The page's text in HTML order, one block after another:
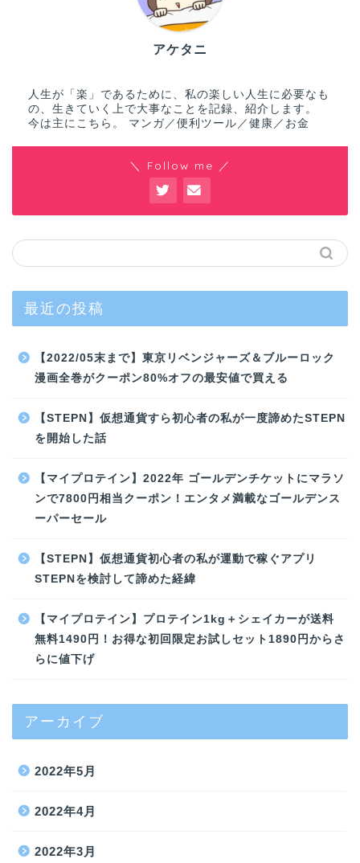
アケタニ
人生が「楽」であるために、私の楽しい人生に必要なも
の、生きていく上で大事なことを記録、紹介します。
今は主にこちら。 マンガ／便利ツール／健康／お金
＼ Follow me ／
最近の投稿
【2022/05末まで】東京リベンジャーズ＆ブルーロック
漫画全巻がクーポン80%オフの最安値で買える
【STEPN】仮想通貨すら初心者の私が一度諦めたSTEPN
を開始した話
【マイプロテイン】2022年 ゴールデンチケットにマラソ
ンで7800円相当クーポン！エンタメ満載なゴールデンス
ーパーセール
【STEPN】仮想通貨初心者の私が運動で稼ぐアプリ
STEPNを検討して諦めた経緯
【マイプロテイン】プロテイン1kg＋シェイカーが送料
無料1490円！お得な初回限定お試しセット1890円からさ
らに値下げ
アーカイブ
2022年5月
2022年4月
2022年3月